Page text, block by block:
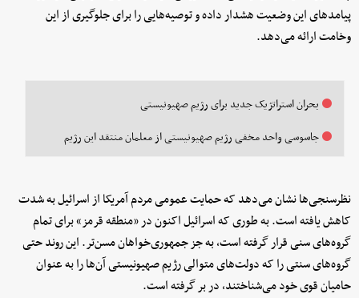
پیامدهای این وضعیت هشدار داده و توصیه‌هایی را برای جلوگیری از این
وخامت ارائه می‌دهد.
بحران استراتژیک جدید برای رژیم صهیونیستی
جاسوسی واحد مخفی رژیم صهیونیستی از معلمان منتقد این رژیم
نظرسنجی‌ها نشان می‌دهد که حمایت عمومی مردم آمریکا از اسرائیل به شدت
کاهش یافته است. به طوری که اسرائیل اکنون در «منطقه قرمز» برای تمام
گروه‌های سنی قرار گرفته است، به جز جمهوری‌خواهان مسن‌تر. این روند حتی
گروه‌های سنتی‌ را که دولت‌های متوالی رژیم صهیونیستی آن‌ها را به عنوان
حامیان قوی خود می‌شناختند، در بر گرفته است.